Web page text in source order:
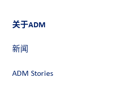
关于ADM
新闻
ADM Stories